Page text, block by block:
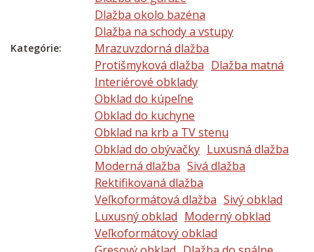
Kategórie:
Dlažba okolo bazéna
Dlažba na schody a vstupy
Mrazuvzdorná dlažba
Protišmyková dlažba Dlažba matná
Interiérové obklady
Obklad do kúpeľne
Obklad do kuchyne
Obklad na krb a TV stenu
Obklad do obývačky Luxusná dlažba
Moderná dlažba Sivá dlažba
Rektifikovaná dlažba
Veľkoformátová dlažba Sivý obklad
Luxusný obklad Moderný obklad
Veľkoformátový obklad